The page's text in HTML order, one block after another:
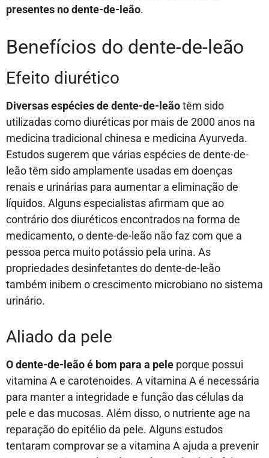
presentes no dente-de-leão.
Benefícios do dente-de-leão
Efeito diurético
Diversas espécies de dente-de-leãotêm sido
utilizadas como diuréticas por mais de 2000 anos na
medicina tradicional chinesa e medicina Ayurveda.
Estudos sugerem que várias espécies de dente-de-
leão têm sido amplamente usadas em doenças
renais e urinárias para aumentar a eliminação de
líquidos. Alguns especialistas afirmam que ao
contrário dos diuréticos encontrados na forma de
medicamento, o dente-de-leão não faz com que a
pessoa perca muito potássio pela urina. As
propriedades desinfetantes do dente-de-leão
também inibem o crescimento microbiano no sistema
urinário.
Aliado da pele
O dente-de-leão é bom para a pele porque possui
vitamina A e carotenoides. A vitamina A é necessária
para manter a integridade e função das células da
pele e das mucosas. Além disso, o nutriente age na
reparação do epitélio da pele. Alguns estudos
tentaram comprovar se a vitamina A ajuda a prevenir